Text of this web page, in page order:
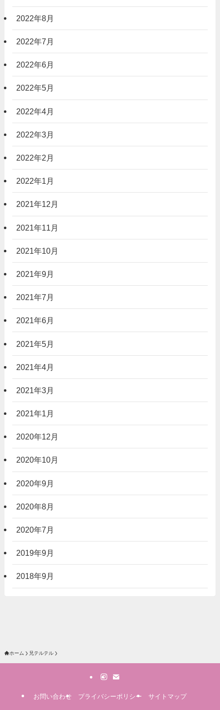
2022年8月
2022年7月
2022年6月
2022年5月
2022年4月
2022年3月
2022年2月
2022年1月
2021年12月
2021年11月
2021年10月
2021年9月
2021年7月
2021年6月
2021年5月
2021年4月
2021年3月
2021年1月
2020年12月
2020年10月
2020年9月
2020年8月
2020年7月
2019年9月
2018年9月
ホーム 兄テルテル
お問い合わせ プライバシーポリシー サイトマップ